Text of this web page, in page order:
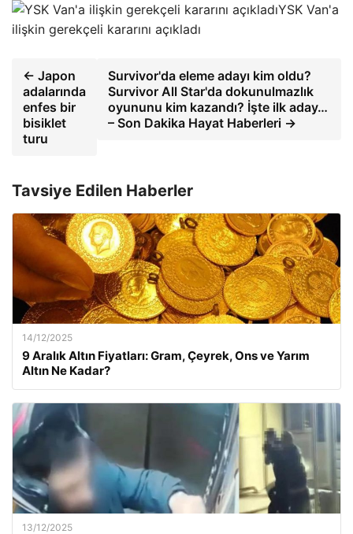
YSK Van'a
ilişkin gerekçeli kararını açıkladı
← Japon
adalarında
enfes bir
bisiklet
turu
Survivor'da eleme adayı kim oldu?
Survivor All Star'da dokunulmazlık
oyununu kim kazandı? İşte ilk aday…
– Son Dakika Hayat Haberleri →
Tavsiye Edilen Haberler
14/12/2025
9 Aralık Altın Fiyatları: Gram, Çeyrek, Ons ve Yarım
Altın Ne Kadar?
13/12/2025